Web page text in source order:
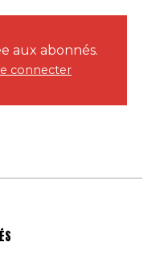
aux abonnés.
connecter